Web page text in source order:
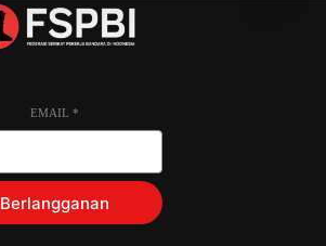
EMAIL *
Berlangganan